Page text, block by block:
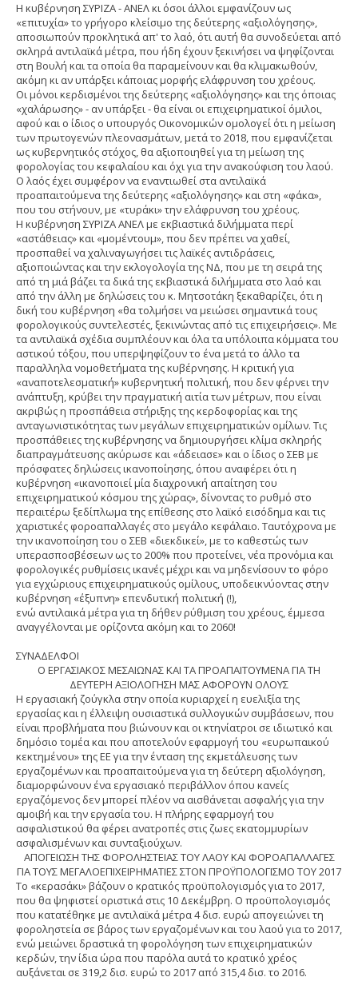
Η κυβέρνηση ΣΥΡΙΖΑ - ΑΝΕΛ κι όσοι άλλοι εμφανίζουν ως
«επιτυχία» το γρήγορο κλείσιμο της δεύτερης «αξιολόγησης»,
αποσιωπούν προκλητικά απ' το λαό, ότι αυτή θα συνοδεύεται από
σκληρά αντιλαϊκά μέτρα, που ήδη έχουν ξεκινήσει να ψηφίζονται
στη Βουλή και τα οποία θα παραμείνουν και θα κλιμακωθούν,
ακόμη κι αν υπάρξει κάποιας μορφής ελάφρυνση του χρέους.
Οι μόνοι κερδισμένοι της δεύτερης «αξιολόγησης» και της όποιας
«χαλάρωσης» - αν υπάρξει - θα είναι οι επιχειρηματικοί όμιλοι,
αφού και ο ίδιος ο υπουργός Οικονομικών ομολογεί ότι η μείωση
των πρωτογενών πλεονασμάτων, μετά το 2018, που εμφανίζεται
ως κυβερνητικός στόχος, θα αξιοποιηθεί για τη μείωση της
φορολογίας του κεφαλαίου και όχι για την ανακούφιση του λαού.
Ο λαός έχει συμφέρον να εναντιωθεί στα αντιλαϊκά
προαπαιτούμενα της δεύτερης «αξιολόγησης» και στη «φάκα»,
που του στήνουν, με «τυράκι» την ελάφρυνση του χρέους.
Η κυβέρνηση ΣΥΡΙΖΑ ΑΝΕΛ με εκβιαστικά διλήμματα περί
«αστάθειας» και «μομέντουμ», που δεν πρέπει να χαθεί,
προσπαθεί να χαλιναγωγήσει τις λαϊκές αντιδράσεις,
αξιοποιώντας και την εκλογολογία της ΝΔ, που με τη σειρά της
από τη μιά βάζει τα δικά της εκβιαστικά διλήμματα στο λαό και
από την άλλη με δηλώσεις του κ. Μητσοτάκη ξεκαθαρίζει, ότι η
δική του κυβέρνηση «θα τολμήσει να μειώσει σημαντικά τους
φορολογικούς συντελεστές, ξεκινώντας από τις επιχειρήσεις». Με
τα αντιλαϊκά σχέδια συμπλέουν και όλα τα υπόλοιπα κόμματα του
αστικού τόξου, που υπερψηφίζουν το ένα μετά το άλλο τα
παραλληλα νομοθετήματα της κυβέρνησης. Η κριτική για
«αναποτελεσματική» κυβερνητική πολιτική, που δεν φέρνει την
ανάπτυξη, κρύβει την πραγματική αιτία των μέτρων, που είναι
ακριβώς η προσπάθεια στήριξης της κερδοφορίας και της
ανταγωνιστικότητας των μεγάλων επιχειρηματικών ομίλων. Τις
προσπάθειες της κυβέρνησης να δημιουργήσει κλίμα σκληρής
διαπραγμάτευσης ακύρωσε και «άδειασε» και ο ίδιος ο ΣΕΒ με
πρόσφατες δηλώσεις ικανοποίησης, όπου αναφέρει ότι η
κυβέρνηση «ικανοποιεί μία διαχρονική απαίτηση του
επιχειρηματικού κόσμου της χώρας», δίνοντας το ρυθμό στο
περαιτέρω ξεδίπλωμα της επίθεσης στο λαϊκό εισόδημα και τις
χαριστικές φοροαπαλλαγές στο μεγάλο κεφάλαιο. Ταυτόχρονα με
την ικανοποίηση του ο ΣΕΒ «διεκδικεί», με το καθεστώς των
υπερασποσβέσεων ως το 200% που προτείνει, νέα προνόμια και
φορολογικές ρυθμίσεις ικανές μέχρι και να μηδενίσουν το φόρο
για εγχώριους επιχειρηματικούς ομίλους, υποδεικνύοντας στην
κυβέρνηση «έξυπνη» επενδυτική πολιτική (!),
ενώ αντιλαικά μέτρα για τη δήθεν ρύθμιση του χρέους, έμμεσα
αναγγέλονται με ορίζοντα ακόμη και το 2060!
ΣΥΝΑΔΕΛΦΟΙ
Ο ΕΡΓΑΣΙΑΚΟΣ ΜΕΣΑΙΩΝΑΣ ΚΑΙ ΤΑ ΠΡΟΑΠΑΙΤΟΥΜΕΝΑ ΓΙΑ ΤΗ
ΔΕΥΤΕΡΗ ΑΞΙΟΛΟΓΗΣΗ ΜΑΣ ΑΦΟΡΟΥΝ ΟΛΟΥΣ
Η εργασιακή ζούγκλα στην οποία κυριαρχεί η ευελιξία της
εργασίας και η έλλειψη ουσιαστικά συλλογικών συμβάσεων, που
είναι προβλήματα που βιώνουν και οι κτηνίατροι σε ιδιωτικό και
δημόσιο τομέα και που αποτελούν εφαρμογή του «ευρωπαικού
κεκτημένου» της ΕΕ για την ένταση της εκμετάλευσης των
εργαζομένων και προαπαιτούμενα για τη δεύτερη αξιολόγηση,
διαμορφώνουν ένα εργασιακό περιβάλλον όπου κανείς
εργαζόμενος δεν μπορεί πλέον να αισθάνεται ασφαλής για την
αμοιβή και την εργασία του. Η πλήρης εφαρμογή του
ασφαλιστικού θα φέρει ανατροπές στις ζωες εκατομμυρίων
ασφαλισμένων και συνταξιούχων.
ΑΠΟΓΕΙΩΣΗ ΤΗΣ ΦΟΡΟΛΗΣΤΕΙΑΣ ΤΟΥ ΛΑΟΥ ΚΑΙ ΦΟΡΟΑΠΑΛΛΑΓΕΣ
ΓΙΑ ΤΟΥΣ ΜΕΓΑΛΟΕΠΙΧΕΙΡΗΜΑΤΙΕΣ ΣΤΟΝ ΠΡΟΫΠΟΛΟΓΙΣΜΟ ΤΟΥ 2017
Το «κερασάκι» βάζουν ο κρατικός προϋπολογισμός για το 2017,
που θα ψηφιστεί οριστικά στις 10 Δεκέμβρη. Ο προϋπολογισμός
που κατατέθηκε με αντιλαϊκά μέτρα 4 δισ. ευρώ απογειώνει τη
φοροληστεία σε βάρος των εργαζομένων και του λαού για το 2017,
ενώ μειώνει δραστικά τη φορολόγηση των επιχειρηματικών
κερδών, την ίδια ώρα που παρόλα αυτά το κρατικό χρέος
αυξάνεται σε 319,2 δισ. ευρώ το 2017 από 315,4 δισ. το 2016.